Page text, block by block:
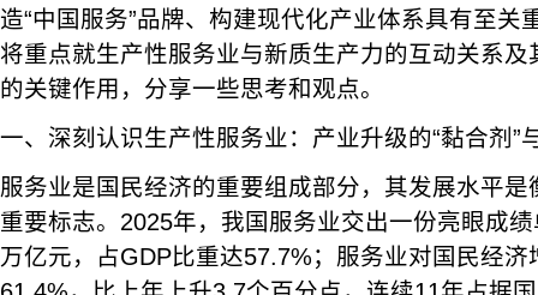
造“中国服务”品牌、构建现代化产业体系具有至关
将重点就生产性服务业与新质生产力的互动关系
的关键作用，分享一些思考和观点。
一、深刻认识生产性服务业：产业升级的“黏合剂”
服务业是国民经济的重要组成部分，其发展水平
重要标志。2025年，我国服务业交出一份亮眼成
万亿元，占GDP比重达57.7%；服务业对国民经济